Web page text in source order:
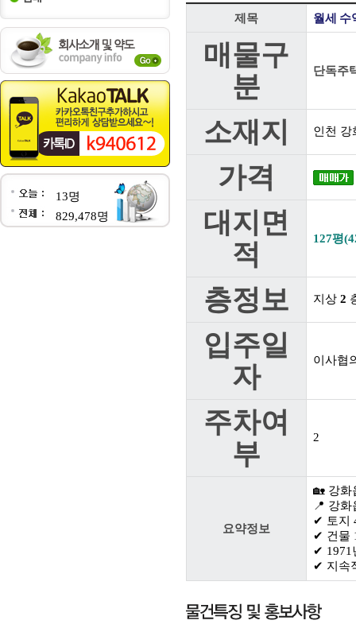
13명
829,478명
제목 월세 수
매물구
분
단독주
소재지 인천 강
가격
대지면
적
127평
층정보 지상 2
입주일
자
이사협
주차여
부
2
요약정보
🏡 강화
📍 강화
✔ 토지
✔ 건물
✔ 1971
✔ 지속